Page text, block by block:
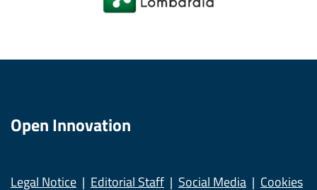
Open Innovation
Legal Notice Editorial Staff Social Media Cookies